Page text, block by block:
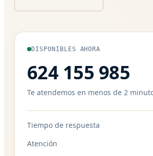
DISPONIBLES AHORA
624 155 985
Te atendemos en menos de 2
Tiempo de respuesta
Atención